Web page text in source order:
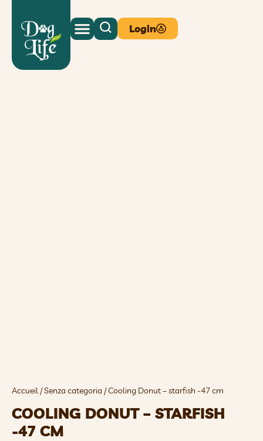
Login
Accueil /Senza categoria / Cooling Donut – starfish -47 cm
COOLING DONUT – STARFISH
-47 CM